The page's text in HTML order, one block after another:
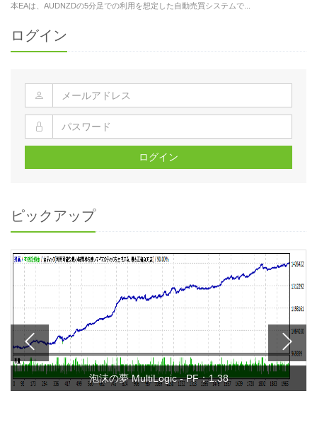
本EAは、AUDNZDの5分足での利用を想定した自動売買システムで...
ログイン
ログイン
ピックアップ
泡沫の夢 MultiLogic - PF：1.38